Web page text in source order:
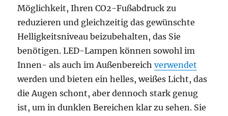
Möglichkeit, Ihren CO2-Fußabdruck zu
reduzieren und gleichzeitig das gewünschte
Helligkeitsniveau beizubehalten, das Sie
benötigen. LED-Lampen können sowohl im
Innen- als auch im Außenbereichverwendet
werden und bieten ein helles, weißes Licht, das
die Augen schont, aber dennoch stark genug
ist, um in dunklen Bereichen klar zu sehen. Sie